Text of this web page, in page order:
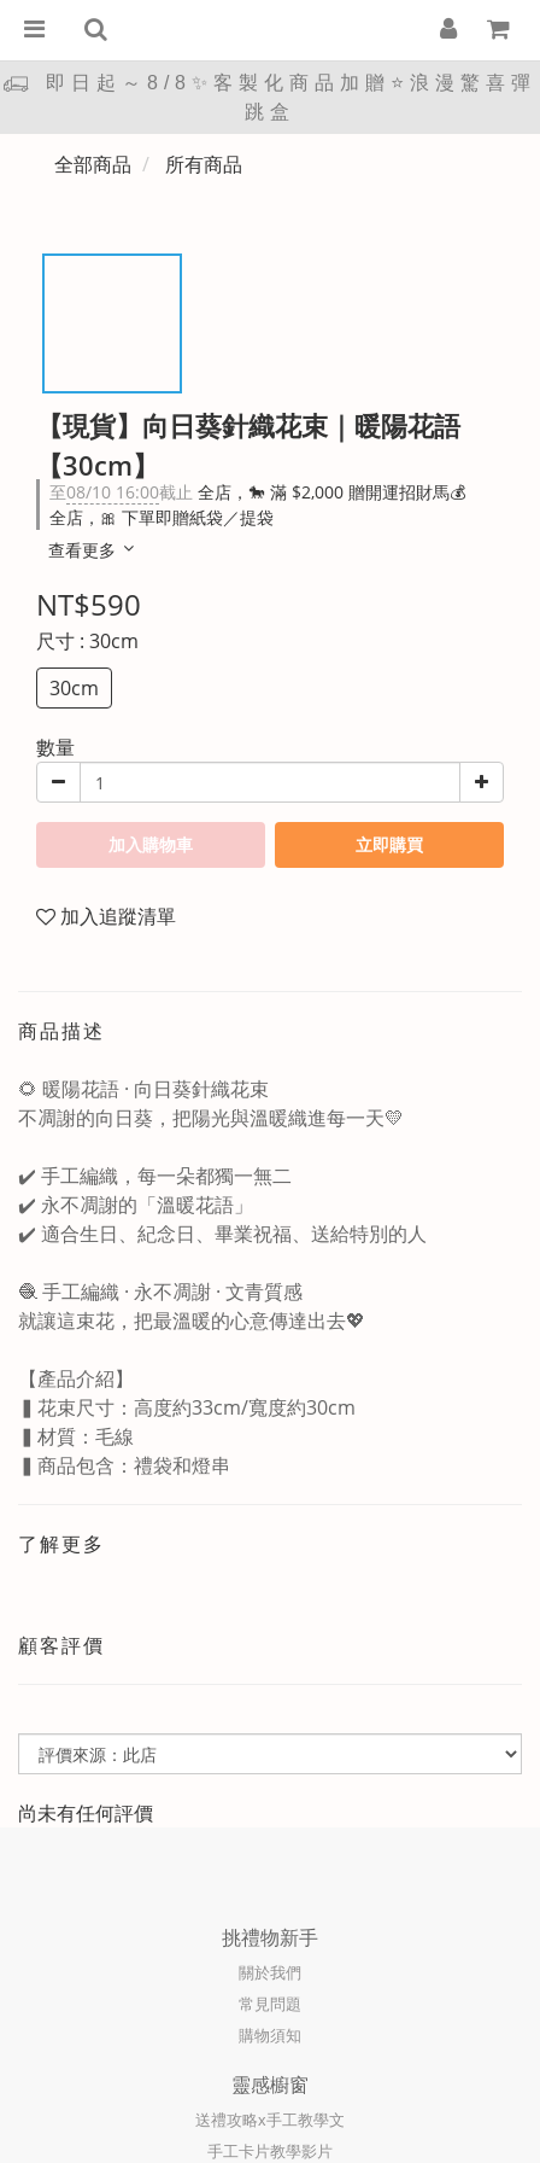
即日起～8/8✨客製化商品加贈⭐浪漫驚喜彈
跳盒
全部商品 所有商品
【現貨】向日葵針織花束｜暖陽花語
【30cm】
至08/10 16:00截止 全店，🐎 滿 $2,000 贈開運招財馬💰
全店，🎀 下單即贈紙袋／提袋
查看更多
NT$590
尺寸 : 30cm
30cm
數量
加入購物車 立即購買
加入追蹤清單
商品描述
🌻 暖陽花語 · 向日葵針織花束
不凋謝的向日葵，把陽光與溫暖織進每一天💛
✔️ 手工編織，每一朵都獨一無二
✔️ 永不凋謝的「溫暖花語」
✔️ 適合生日、紀念日、畢業祝福、送給特別的人
🧶 手工編織 · 永不凋謝 · 文青質感
就讓這束花，把最溫暖的心意傳達出去💖
【產品介紹】
▍花束尺寸：高度約33cm/寬度約30cm
▍材質：毛線
▍商品包含：禮袋和燈串
了解更多
顧客評價
尚未有任何評價
挑禮物新手
關於我們
常見問題
購物須知
靈感櫥窗
送禮攻略x手工教學文
手工卡片教學影片